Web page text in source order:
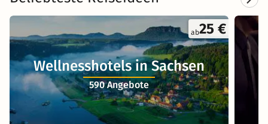
ab25 €
Wellnesshotels in Sachsen
590 Angebote